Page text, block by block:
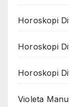
Horoskopi
Horoskopi
Horoskopi
Violeta